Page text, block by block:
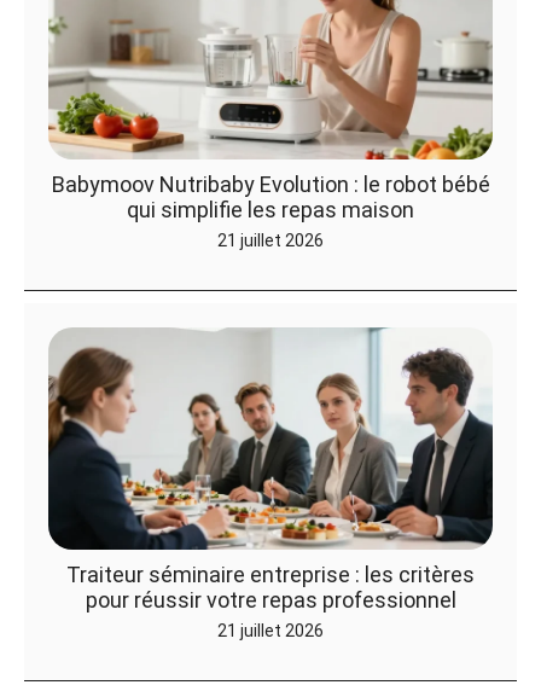
Babymoov Nutribaby Evolution : le robot bébé
qui simplifie les repas maison
21 juillet 2026
Traiteur séminaire entreprise : les critères
pour réussir votre repas professionnel
21 juillet 2026